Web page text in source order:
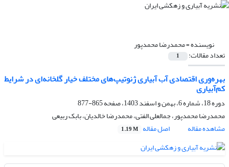
نویسنده =محمدرضا محمدپور
تعداد مقالات: 1
بهره‌وری اقتصادی آب آبیاری ژنوتیپ‌های مختلف خیار گلخانه‌ای در شرایط
کم‌آبیاری
دوره 18، شماره 6، بهمن و اسفند 1403، صفحه
865-877
محمدرضا محمدپور، جمالعلی الفتی، محمدرضا خالدیان، بابک ربیعی
مشاهده مقاله
اصل مقاله 1.19 M